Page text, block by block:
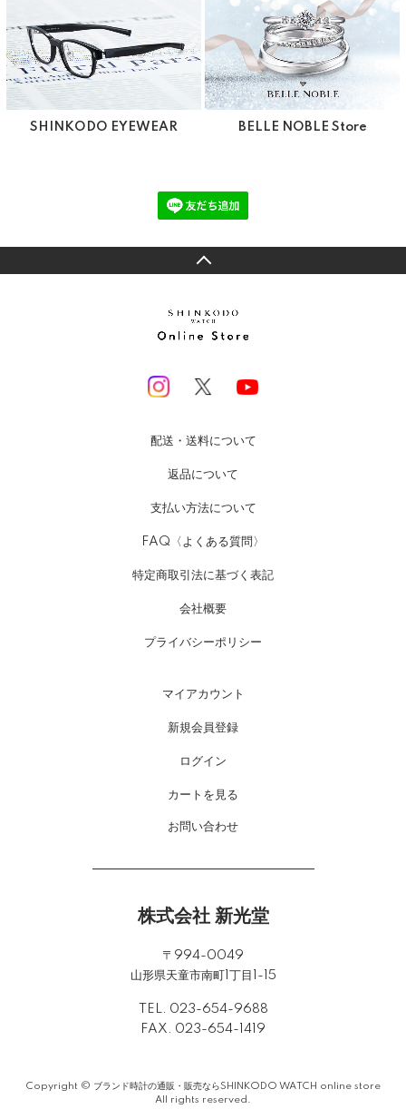
SHINKODO EYEWEAR BELLE NOBLE Store
配送・送料について
返品について
支払い方法について
FAQ〈よくある質問〉
特定商取引法に基づく表記
会社概要
プライバシーポリシー
マイアカウント
新規会員登録
ログイン
カートを見る
お問い合わせ
株式会社 新光堂
〒994-0049
山形県天童市南町1丁目1-15
TEL. 023-654-9688
FAX. 023-654-1419
Copyright © ブランド時計の通販・販売ならSHINKODO WATCH online store
All rights reserved.